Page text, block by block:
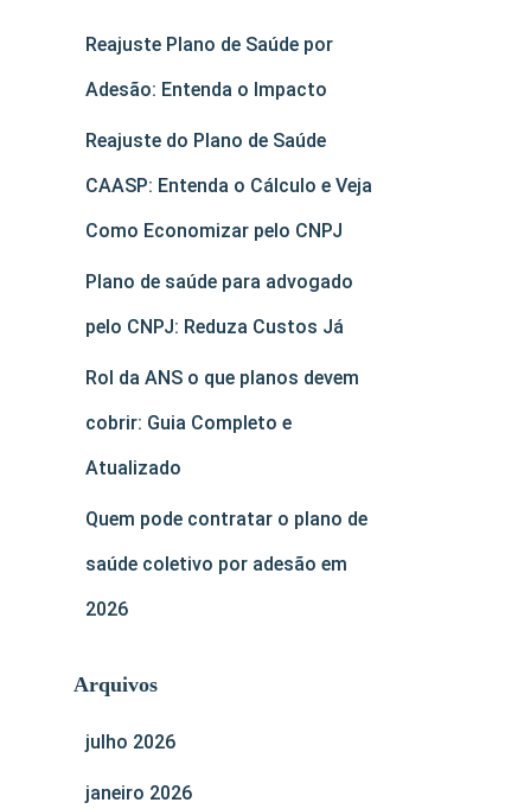
Reajuste Plano de Saúde por
Adesão: Entenda o Impacto
Reajuste do Plano de Saúde
CAASP: Entenda o Cálculo e Veja
Como Economizar pelo CNPJ
Plano de saúde para advogado
pelo CNPJ: Reduza Custos Já
Rol da ANS o que planos devem
cobrir: Guia Completo e
Atualizado
Quem pode contratar o plano de
saúde coletivo por adesão em
2026
Arquivos
julho 2026
janeiro 2026